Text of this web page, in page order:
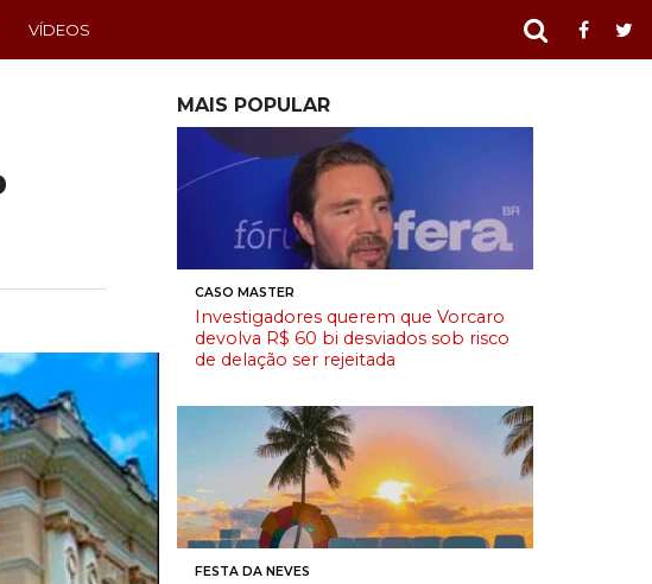
VÍDEOS
MAIS POPULAR
CASO MASTER
Investigadores querem que Vorcaro
devolva R$ 60 bi desviados sob risco
de delação ser rejeitada
FESTA DA NEVES